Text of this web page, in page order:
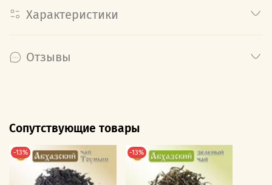
Характеристики
Отзывы
Сопутствующие товары
-13% -13%